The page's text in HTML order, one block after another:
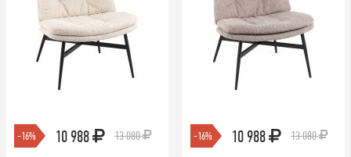
-16% 10 988 13 080 -16% 10 988 13 080